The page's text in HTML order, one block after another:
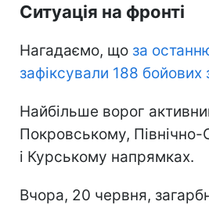
Ситуація на фронті
Нагадаємо, що за
зафіксували 188 бойових
Найбільше ворог
Покровському,
і Курському напрямках.
Вчора, 20 червня,